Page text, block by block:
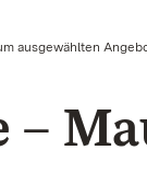
ausgewählten
–